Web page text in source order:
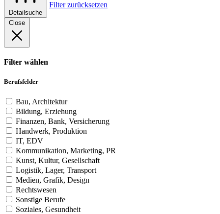
Detailsuche
Filter zurücksetzen
Close
Filter wählen
Berufsfelder
Bau, Architektur
Bildung, Erziehung
Finanzen, Bank, Versicherung
Handwerk, Produktion
IT, EDV
Kommunikation, Marketing, PR
Kunst, Kultur, Gesellschaft
Logistik, Lager, Transport
Medien, Grafik, Design
Rechtswesen
Sonstige Berufe
Soziales, Gesundheit